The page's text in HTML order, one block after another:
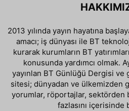
2013 yılında yayın hayatına
amacı; iş dünyası ile BT
kurarak kurumların BT
konusunda yardımcı olmak.
yayınlan BT Günlüğü Dergisi
sitesi; dünyadan ve ülkemizden
yorumlar, röportajlar, sektörden
fazlasını içerisinde